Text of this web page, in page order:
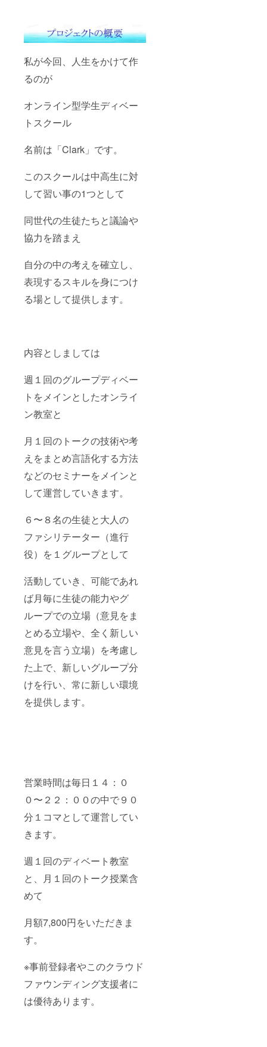
私が今回、人生をかけて作
るのが
オンライン型学生ディベー
トスクール
名前は「Clark」です。
このスクールは中高生に対
して習い事の1つとして
同世代の生徒たちと議論や
協力を踏まえ
自分の中の考えを確立し、
表現するスキルを身につけ
る場として提供します。
内容としましては
週１回のグループディベー
トをメインとしたオンライ
ン教室と
月１回のトークの技術や考
えをまとめ言語化する方法
などのセミナーをメインと
して運営していきます。
６〜８名の生徒と大人の
ファシリテーター（進行
役）を１グループとして
活動していき、可能であれ
ば月毎に生徒の能力やグ
ループでの立場（意見をま
とめる立場や、全く新しい
意見を言う立場）を考慮し
た上で、新しいグループ分
けを行い、常に新しい環境
を提供します。
営業時間は毎日１４：０
０〜２２：００の中で９０
分１コマとして運営してい
きます。
週１回のディベート教室
と、月１回のトーク授業含
めて
月額7,800円をいただきま
す。
※事前登録者やこのクラウド
ファウンディング支援者に
は優待あります。